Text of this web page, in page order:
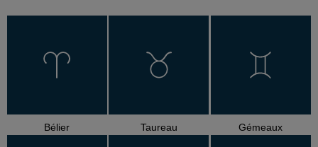
Bélier Taureau Gémeaux